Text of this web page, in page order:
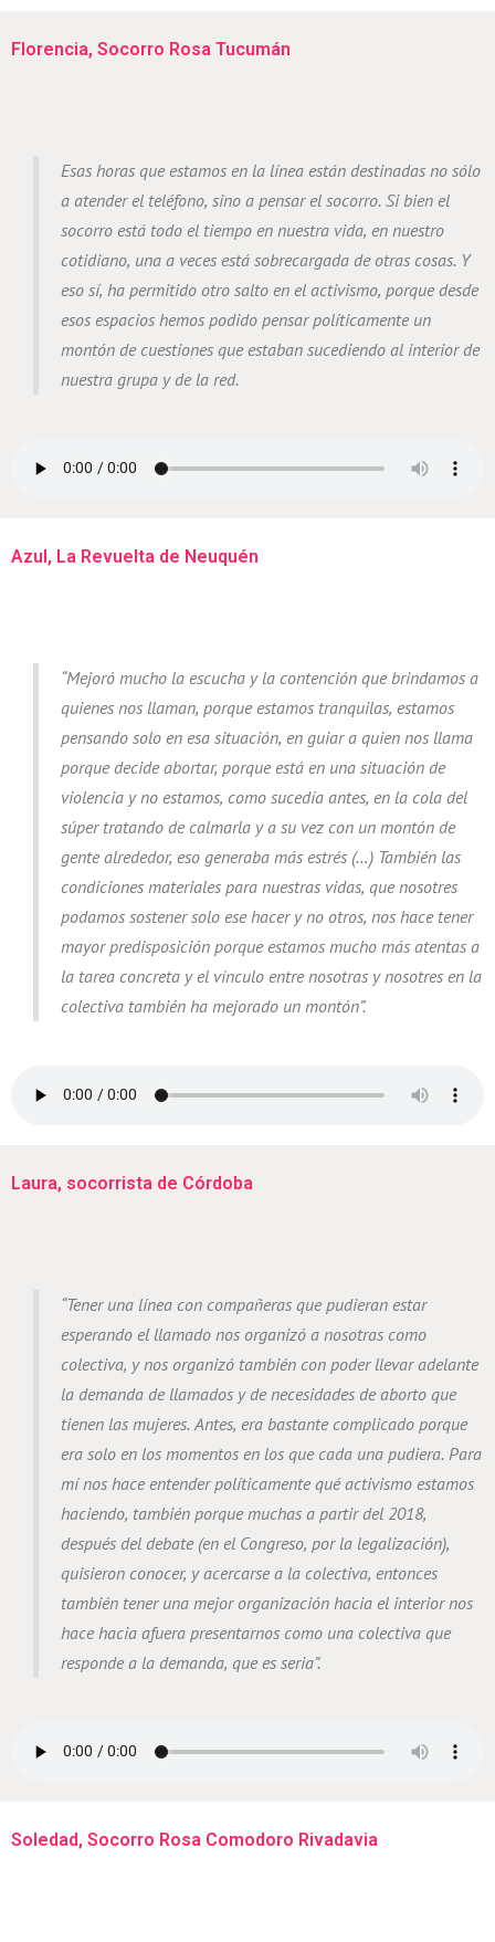
Florencia, Socorro Rosa Tucumán
Esas horas que estamos en la línea están destinadas no sólo
a atender el teléfono, sino a pensar el socorro. Si bien el
socorro está todo el tiempo en nuestra vida, en nuestro
cotidiano, una a veces está sobrecargada de otras cosas. Y
eso sí, ha permitido otro salto en el activismo, porque desde
esos espacios hemos podido pensar políticamente un
montón de cuestiones que estaban sucediendo al interior de
nuestra grupa y de la red.
“Mejoró mucho la escucha y la contención que brindamos a
quienes nos llaman, porque estamos tranquilas, estamos
pensando solo en esa situación, en guiar a quien nos llama
porque decide abortar, porque está en una situación de
violencia y no estamos, como sucedía antes, en la cola del
súper tratando de calmarla y a su vez con un montón de
gente alrededor, eso generaba más estrés (…) También las
condiciones materiales para nuestras vidas, que nosotres
podamos sostener solo ese hacer y no otros, nos hace tener
mayor predisposición porque estamos mucho más atentas a
la tarea concreta y el vínculo entre nosotras y nosotres en la
colectiva también ha mejorado un montón”.
Azul, La Revuelta de Neuquén
Laura, socorrista de Córdoba
“Tener una línea con compañeras que pudieran estar
esperando el llamado nos organizó a nosotras como
colectiva, y nos organizó también con poder llevar adelante
la demanda de llamados y de necesidades de aborto que
tienen las mujeres. Antes, era bastante complicado porque
era solo en los momentos en los que cada una pudiera. Para
mí nos hace entender políticamente qué activismo estamos
haciendo, también porque muchas a partir del 2018,
después del debate (en el Congreso, por la legalización),
quisieron conocer, y acercarse a la colectiva, entonces
también tener una mejor organización hacia el interior nos
hace hacia afuera presentarnos como una colectiva que
responde a la demanda, que es seria”.
Soledad, Socorro Rosa Comodoro Rivadavia